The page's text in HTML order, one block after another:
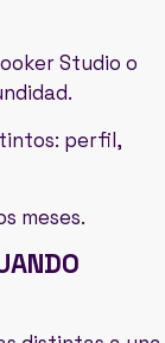
Studio o
perfil,
meses.